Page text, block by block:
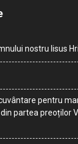
nostru Iisus
pentru
partea preoților